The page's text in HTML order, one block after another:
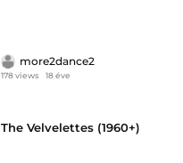
more2dance2
178 views 18 éve
The Velvelettes (1960+)